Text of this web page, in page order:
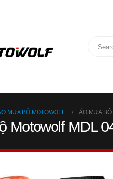
MƯA BỘ MOTOWOLF ÁO MƯA
Motowolf MDL